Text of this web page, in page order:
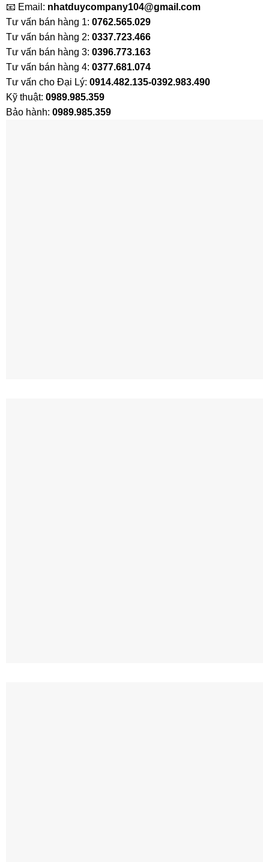
📧 Email: nhatduycompany104@gmail.com
Tư vấn bán hàng 1: 0762.565.029
Tư vấn bán hàng 2: 0337.723.466
Tư vấn bán hàng 3: 0396.773.163
Tư vấn bán hàng 4: 0377.681.074
Tư vấn cho Đại Lý: 0914.482.135-0392.983.490
Kỹ thuật: 0989.985.359
Bảo hành: 0989.985.359